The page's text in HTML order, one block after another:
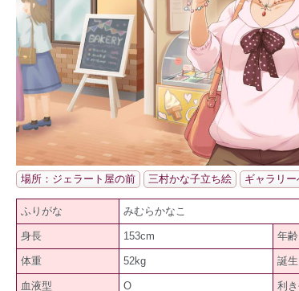
場所：ジェラート屋の前 三村かな子立ち絵 ギャラリ
ふりがな みむらかなこ
身長 153cm 年齢
体重 52kg 誕生
血液型 O 利